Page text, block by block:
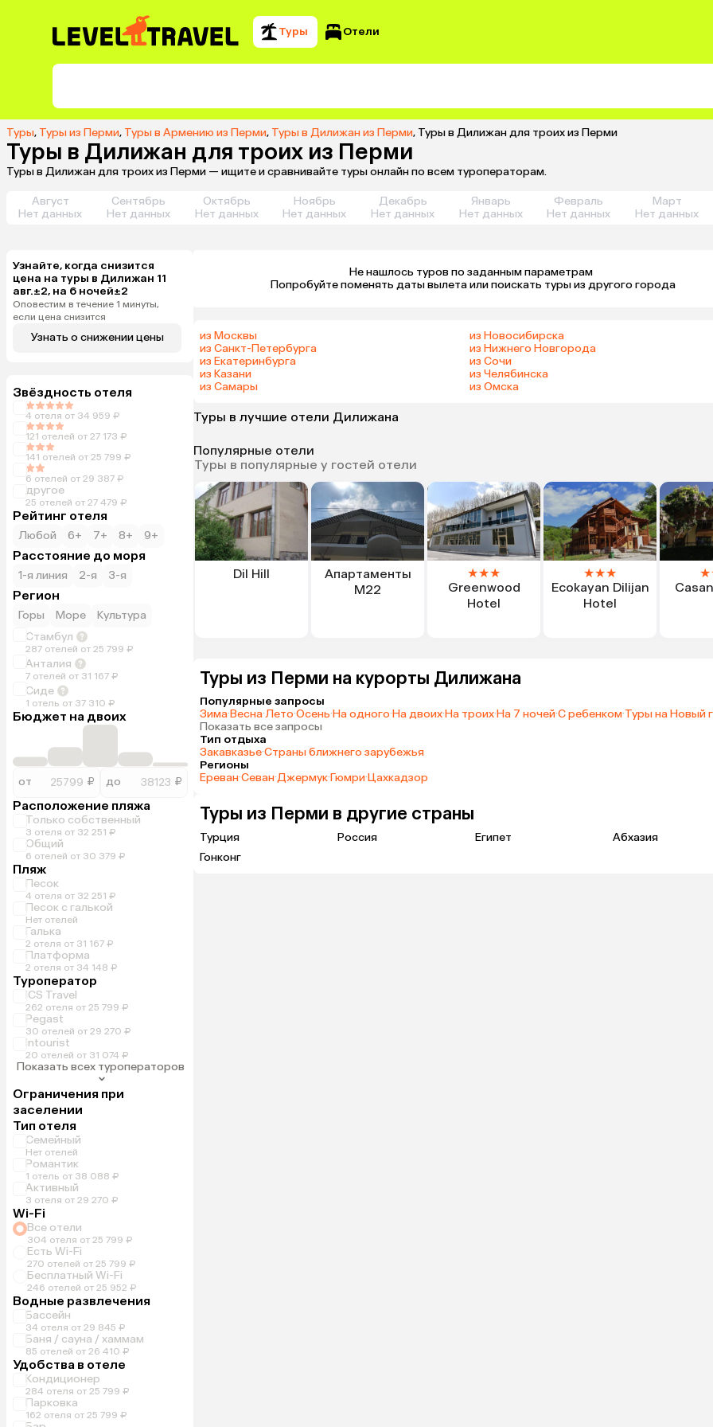
Туры Отели
Туры, Туры из Перми, Туры в Армению из Перми, Туры в Дилижан из Перми, Туры в Дилижан для троих из Перми
Туры в Дилижан для троих из Перми
Туры в Дилижан для троих из Перми — ищите и сравнивайте туры онлайн по всем туроператорам.
Август
Нет данных
Сентябрь
Нет данных
Октябрь
Нет данных
Ноябрь
Нет данных
Декабрь
Нет данных
Январь
Нет данных
Февраль
Нет данных
Март
Нет данных
Узнайте, когда снизится
цена на туры в Дилижан 11
авг.±2, на 6 ночей±2
Оповестим в течение 1 минуты,
если цена снизится
Узнать о снижении цены
Звёздность отеля
4 отеля от 34 959 ₽
121 отелей от 27 173 ₽
141 отелей от 25 799 ₽
6 отелей от 29 387 ₽
другое
25 отелей от 27 479 ₽
Рейтинг отеля
Любой 6+ 7+ 8+ 9+
Расстояние до моря
1-я линия 2-я 3-я
Регион
Горы Море
Культура
Стамбул
287 отелей от 25 799 ₽
Анталия
7 отелей от 31 167 ₽
Сиде
1 отель от 37 310 ₽
Бюджет на двоих
от ₽ до ₽
Расположение пляжа
Только собственный
3 отеля от 32 251 ₽
Общий
6 отелей от 30 379 ₽
Пляж
Песок
4 отеля от 32 251 ₽
Песок с галькой
Нет отелей
Галька
2 отеля от 31 167 ₽
Платформа
2 отеля от 34 148 ₽
Туроператор
ICS Travel
262 отеля от 25 799 ₽
Pegast
30 отелей от 29 270 ₽
Intourist
20 отелей от 31 074 ₽
Показать всех туроператоров
Ограничения при
заселении
Тип отеля
Семейный
Нет отелей
Романтик
1 отель от 38 088 ₽
Активный
3 отеля от 29 270 ₽
Wi-Fi
Все отели
304 отеля от 25 799 ₽
Есть Wi-Fi
270 отелей от 25 799 ₽
Бесплатный Wi-Fi
246 отелей от 25 952 ₽
Водные развлечения
Бассейн
34 отеля от 29 845 ₽
Баня / сауна / хаммам
85 отелей от 26 410 ₽
Удобства в отеле
Кондиционер
284 отеля от 25 799 ₽
Парковка
162 отеля от 25 799 ₽
Не нашлось туров по заданным параметрам
Попробуйте поменять даты вылета или поискать туры из другого города
из Москвы
из Санкт-Петербурга
из Екатеринбурга
из Казани
из Самары
из Новосибирска
из Нижнего Новгорода
из Сочи
из Челябинска
из Омска
Туры в лучшие отели Дилижана
Популярные отели
Туры в популярные у гостей отели
Dil Hill
Апартаменты
M22
★★★
Greenwood
Hotel
★★★
Ecokayan Dilijan
Hotel
★
Туры из Перми на курорты Дилижана
Популярные запросы
Зима·Весна·Лето·Осень·На одного·На двоих·На троих·На 7 ночей·С ребенком·Туры на Новый
Показать все запросы
Тип отдыха
Закавказье·Страны ближнего зарубежья
Регионы
Ереван·Севан·Джермук·Гюмри·Цахкадзор
Туры из Перми в другие страны
Турция Россия Египет
Абхазия
Гонконг